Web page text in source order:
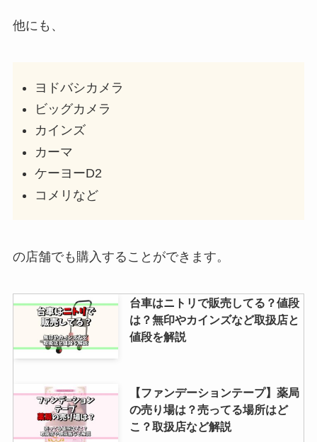
他にも、
ヨドバシカメラ
ビッグカメラ
カインズ
カーマ
ケーヨーD2
コメリなど
の店舗でも購入することができます。
台車はニトリで販売してる？値段
は？無印やカインズなど取扱店と
値段を解説
【ファンデーションテープ】薬局
の売り場は？売ってる場所はど
こ？取扱店など解説